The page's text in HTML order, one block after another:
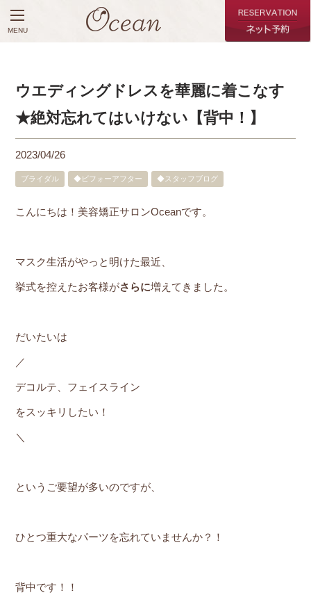
MENU
ウエディングドレスを華麗に着こなす
★絶対忘れてはいけない【背中！】
2023/04/26
ブライダル ◆ビフォーアフター ◆スタッフブログ
こんにちは！美容矯正サロンOceanです。
マスク生活がやっと明けた最近、
挙式を控えたお客様がさらに増えてきました。
だいたいは
／
デコルテ、フェイスライン
をスッキリしたい！
＼
というご要望が多いのですが、
ひとつ重大なパーツを忘れていませんか？！
背中です！！